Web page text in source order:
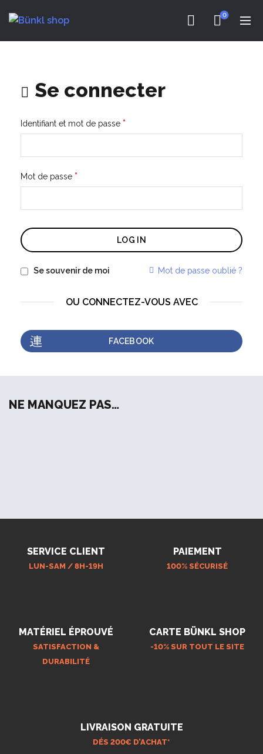
0
Se connecter
Identifiant et mot de passe *Obligatoire
Mot de passe *Obligatoire
LOG IN
Mot de passe oublié ?
Se souvenir de moi
OU CONNECTEZ-VOUS AVEC
FACEBOOK
NE MANQUEZ PAS…
SERVICE CLIENT
LUN-SAM / 8H-19H
PAIEMENT
100% SÉCURISÉ
MATÉRIEL ÉPROUVÉ
SATISFACTION &
DURABILITÉ
CARTE BÜNKL SHOP
-10% SUR TOUT LE SITE
LIVRAISON GRATUITE
DÉS 200€ D’ACHAT*